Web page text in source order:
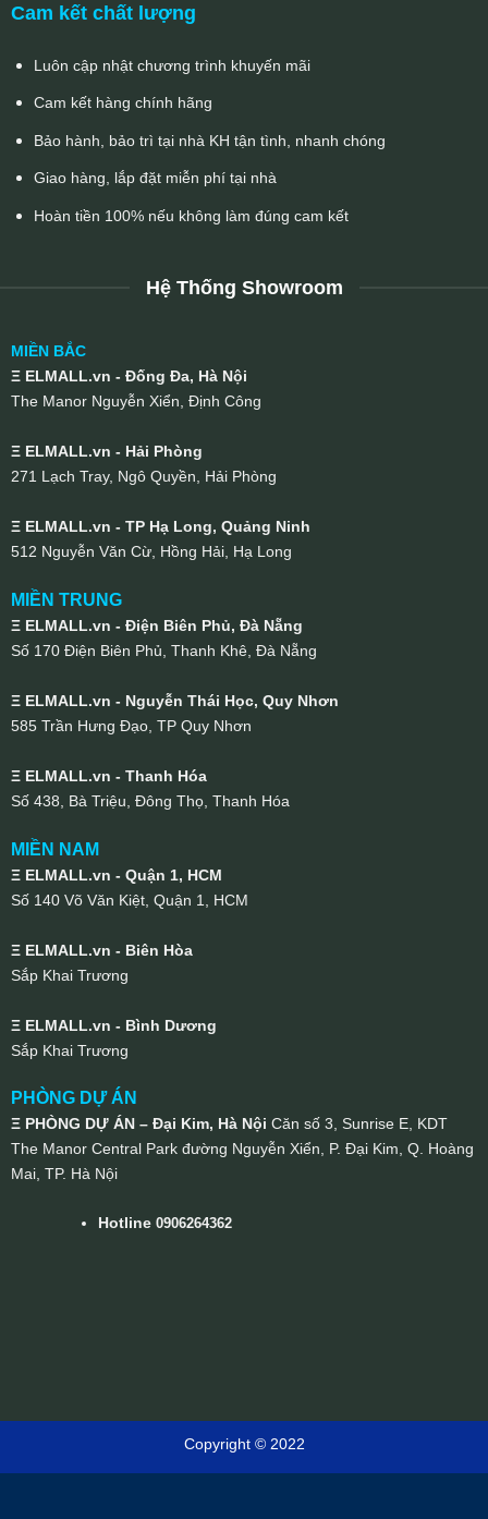
Cam kết chất lượng
Luôn cập nhật chương trình khuyến mãi
Cam kết hàng chính hãng
Bảo hành, bảo trì tại nhà KH tận tình, nhanh chóng
Giao hàng, lắp đặt miễn phí tại nhà
Hoàn tiền 100% nếu không làm đúng cam kết
Hệ Thống Showroom
MIỀN BẮC
Ξ ELMALL.vn - Đống Đa, Hà Nội
The Manor Nguyễn Xiển, Định Công
Ξ ELMALL.vn - Hải Phòng
271 Lạch Tray, Ngô Quyền, Hải Phòng
Ξ ELMALL.vn - TP Hạ Long, Quảng Ninh
512 Nguyễn Văn Cừ, Hồng Hải, Hạ Long
MIỀN TRUNG
Ξ ELMALL.vn - Điện Biên Phủ, Đà Nẵng
Số 170 Điện Biên Phủ, Thanh Khê, Đà Nẵng
Ξ ELMALL.vn - Nguyễn Thái Học, Quy Nhơn
585 Trần Hưng Đạo, TP Quy Nhơn
Ξ ELMALL.vn - Thanh Hóa
Số 438, Bà Triệu, Đông Thọ, Thanh Hóa
MIỀN NAM
Ξ ELMALL.vn - Quận 1, HCM
Số 140 Võ Văn Kiệt, Quận 1, HCM
Ξ ELMALL.vn - Biên Hòa
Sắp Khai Trương
Ξ ELMALL.vn - Bình Dương
Sắp Khai Trương
PHÒNG DỰ ÁN
Ξ PHÒNG DỰ ÁN – Đại Kim, Hà Nội Căn số 3, Sunrise E, KDT
The Manor Central Park đường Nguyễn Xiển, P. Đại Kim, Q. Hoàng
Mai, TP. Hà Nội
Hotline0906264362
Copyright © 2022